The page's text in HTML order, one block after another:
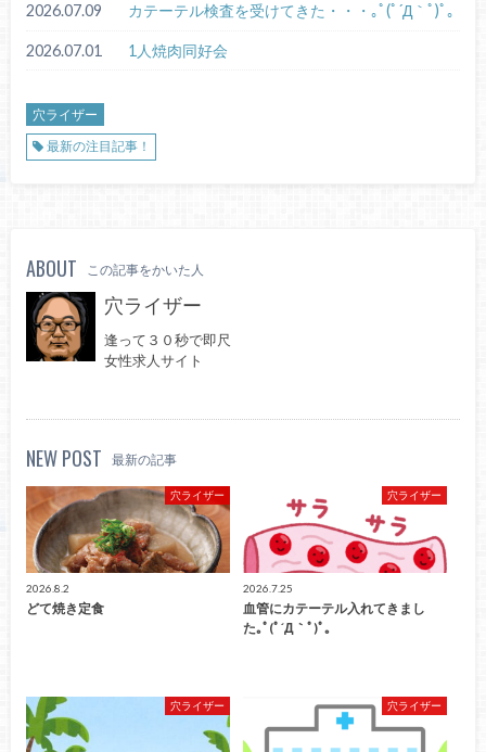
2026.07.09 カテーテル検査を受けてきた・・・｡ﾟ(ﾟ´Д｀ﾟ)ﾟ｡
2026.07.01 1人焼肉同好会
穴ライザー
最新の注目記事！
ABOUT この記事をかいた人
穴ライザー
逢って３０秒で即尺
女性求人サイト
NEW POST 最新の記事
穴ライザー
2026.8.2
どて焼き定食
穴ライザー
2026.7.25
血管にカテーテル入れてきまし
た｡ﾟ(ﾟ´Д｀ﾟ)ﾟ｡
穴ライザー 穴ライザー